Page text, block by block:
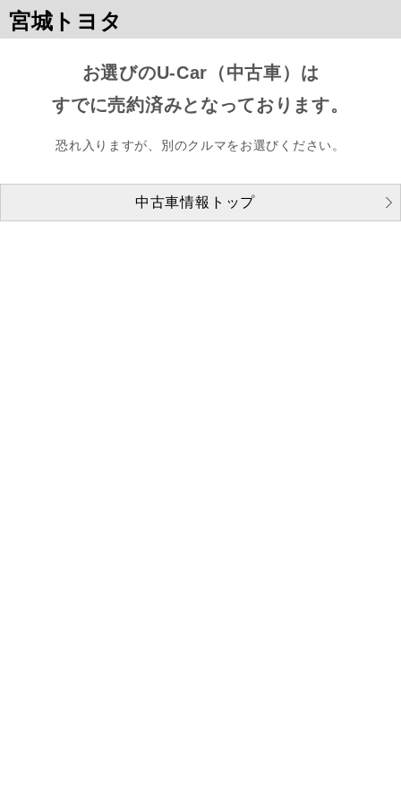
宮城トヨタ
お選びのU-Car（中古車）は
すでに売約済みとなっております。
恐れ入りますが、別のクルマをお選びください。
中古車情報トップ